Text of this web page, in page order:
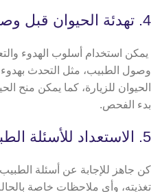
4. تهدئة الحيوان قبل وصول الطبيب
يمكن استخدام أسلوب الهدوء
وصول الطبيب، مثل التحدث بهدوء
الحيوان للزيارة، كما يمكن منح
بدء الفحص.
5. الاستعداد للأسئلة الطبية
كن جاهز للإجابة عن أسئلة
تغذيته، وأي ملاحظات خاصة